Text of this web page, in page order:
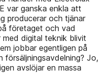
var ganska enkla att
producerar och tjänar
företaget och vad
med digital teknik blivit
jobbar egentligen på
försäljningsavdelning? Jo,
avslöjar en massa